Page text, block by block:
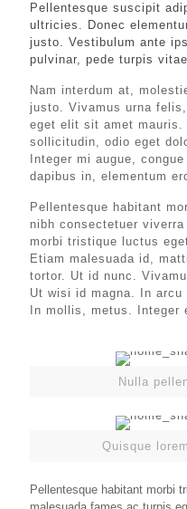
Pellentesque suscipit
ultricies. Donec
justo. Vestibulum ante
pulvinar, pede turpis
Nam interdum at,
justo. Vivamus urna
eget elit sit amet
sollicitudin, odio eget
Integer mi augue,
dapibus in, elementum
Pellentesque habitant
nibh consectetuer
morbi tristique luctus
Etiam malesuada id,
tortor. Ut id nunc.
Ut wisi id magna. In
In mollis, metus. Integer
Nulla
Quisque
Pellentesque habitant morbi